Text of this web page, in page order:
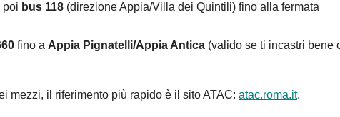
poi bus 118 (direzione Appia/Villa dei Quintili) fino alla fermata
fino a Appia Pignatelli/Appia Antica (valido se ti incastri bene
mezzi, il riferimento più rapido è il sito ATAC: atac.roma.it.